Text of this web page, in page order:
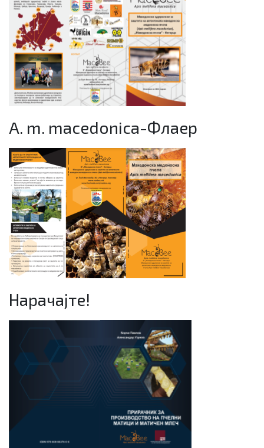
A. m. macedonica-Флаер
Нарачајте!